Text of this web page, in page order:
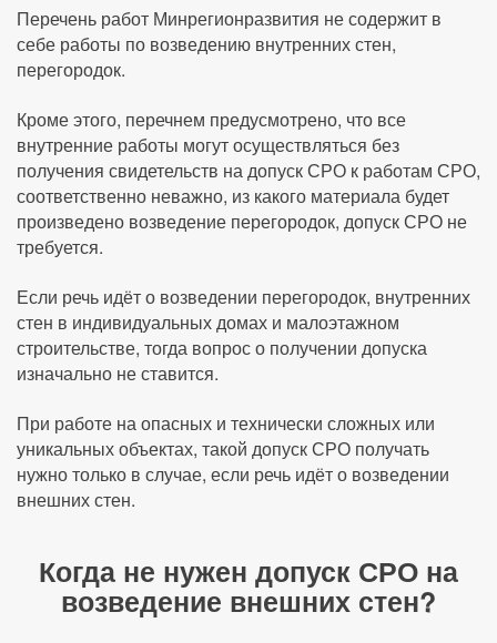
Перечень работ Минрегионразвития не содержит в
себе работы по возведению внутренних стен,
перегородок.
Кроме этого, перечнем предусмотрено, что все
внутренние работы могут осуществляться без
получения свидетельств на допуск СРО к работам СРО,
соответственно неважно, из какого материала будет
произведено возведение перегородок, допуск СРО не
требуется.
Если речь идёт о возведении перегородок, внутренних
стен в индивидуальных домах и малоэтажном
строительстве, тогда вопрос о получении допуска
изначально не ставится.
При работе на опасных и технически сложных или
уникальных объектах, такой допуск СРО получать
нужно только в случае, если речь идёт о возведении
внешних стен.
Когда не нужен допуск СРО на
возведение внешних стен?